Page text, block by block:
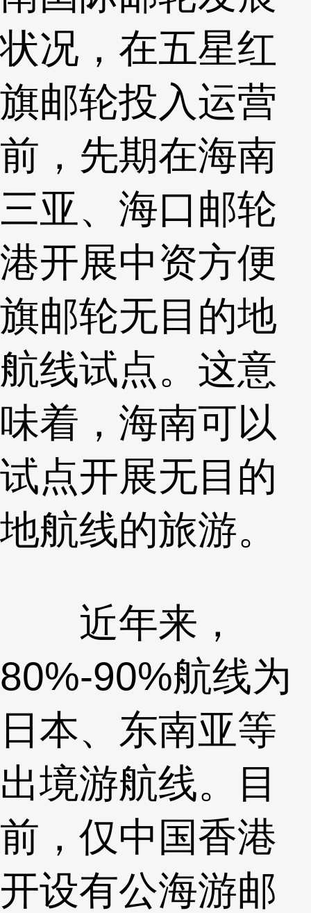
状况，在五星红
旗邮轮投入运营
前，先期在海南
三亚、海口邮轮
港开展中资方便
旗邮轮无目的地
航线试点。这意
味着，海南可以
试点开展无目的
地航线的旅游。
近年来，
80%-90%航线为
日本、东南亚等
出境游航线。目
前，仅中国香港
开设有公海游邮